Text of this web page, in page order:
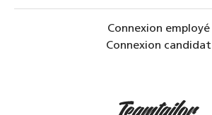
Connexion employé
Connexion candidat